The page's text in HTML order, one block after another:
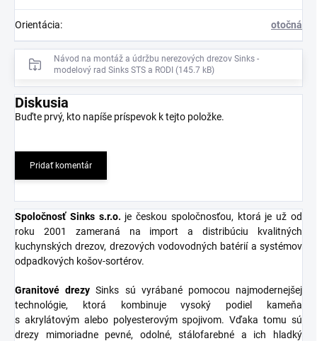
Orientácia: otočná
Návod na montáž a údržbu nerezových drezov Sinks -
modelový rad Sinks STS a RODI (145.7 kB)
Diskusia
Buďte prvý, kto napíše príspevok k tejto položke.
Pridať komentár
Spoločnosť Sinks s.r.o. je českou spoločnosťou, ktorá je už od
roku 2001 zameraná na import a distribúciu kvalitných
kuchynských drezov, drezových vodovodných batérií a systémov
odpadkových košov-sortérov.
Granitové drezy Sinks sú vyrábané pomocou najmodernejšej
technológie, ktorá kombinuje vysoký podiel kameňa
s akrylátovým alebo polyesterovým spojivom. Vďaka tomu sú
drezy mimoriadne pevné, odolné, stálofarebné a ich hladký